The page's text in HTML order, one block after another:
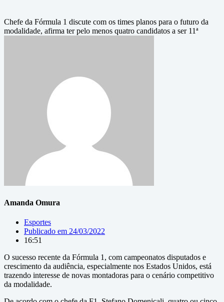
Chefe da Fórmula 1 discute com os times planos para o futuro da
modalidade, afirma ter pelo menos quatro candidatos a ser 11ª
Amanda Omura
Esportes
Publicado em 24/03/2022
16:51
O sucesso recente da Fórmula 1, com campeonatos disputados e
crescimento da audiência, especialmente nos Estados Unidos, está
trazendo interesse de novas montadoras para o cenário competitivo
da modalidade.